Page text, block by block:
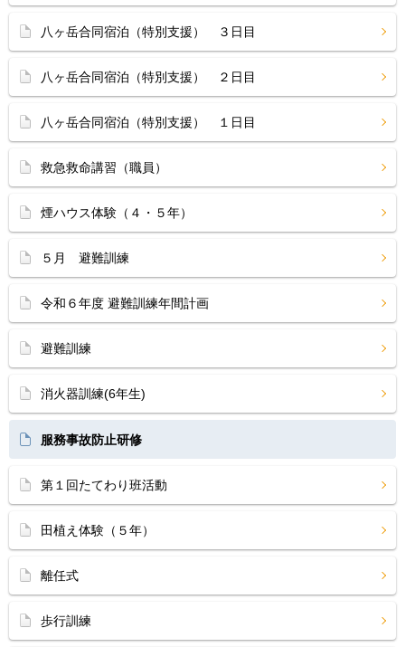
八ヶ岳合同宿泊（特別支援） ３日目
八ヶ岳合同宿泊（特別支援） ２日目
八ヶ岳合同宿泊（特別支援） １日目
救急救命講習（職員）
煙ハウス体験（４・５年）
５月 避難訓練
令和６年度 避難訓練年間計画
避難訓練
消火器訓練(6年生)
服務事故防止研修
第１回たてわり班活動
田植え体験（５年）
離任式
歩行訓練